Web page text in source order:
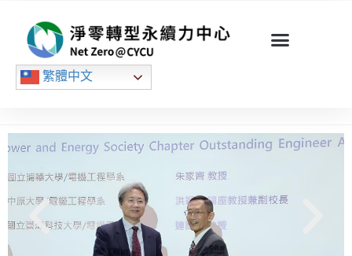
繁體中文